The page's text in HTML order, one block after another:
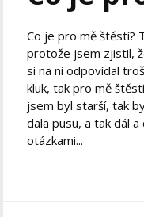
Co je pro mě štěstí?
protože jsem zjistil,
si na ni odpovídal
kluk, tak pro mě
jsem byl starší, tak
dala pusu, a tak dál
otázkami...